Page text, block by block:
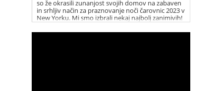
so že okrasili zunanjost svojih domov na zabaven
in srhljiv način za praznovanje noči čarovnic 2023 v
New Yorku. Mi smo izbrali nekaj najbolj zanimivih!